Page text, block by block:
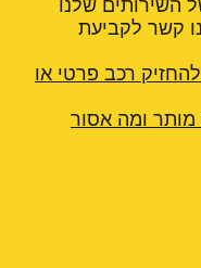
השירותים שלנו
קשר לקביעת
להחזיק רכב פרטי או
ומה אסור